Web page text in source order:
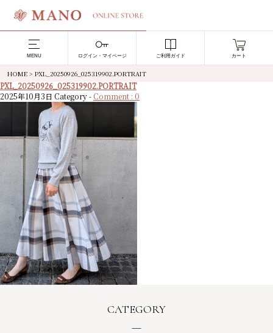
MENU ログイン・マイページ ご利用ガイド カート
HOME > PXL_20250926_025319902.PORTRAIT
PXL_20250926_025319902.PORTRAIT
2025年10月3日 Category - Comment : 0
CATEGORY